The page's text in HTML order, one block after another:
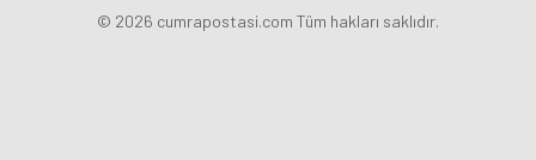
© 2026 cumrapostasi.com Tüm hakları saklıdır.